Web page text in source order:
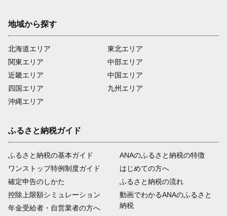
地域から探す
北海道エリア
関東エリア
近畿エリア
四国エリア
沖縄エリア
東北エリア
中部エリア
中国エリア
九州エリア
ふるさと納税ガイド
ふるさと納税の基本ガイド
ワンストップ特例制度ガイド
確定申告のしかた
控除上限額シミュレーション
年金受給者・自営業者の方へ
ANAのふるさと納税の特徴
はじめての方へ
ふるさと納税の流れ
動画でわかるANAのふるさと
納税